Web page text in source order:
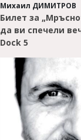
Михаил ДИМИТРОВ
Билет за
да ви спечели
Dock 5